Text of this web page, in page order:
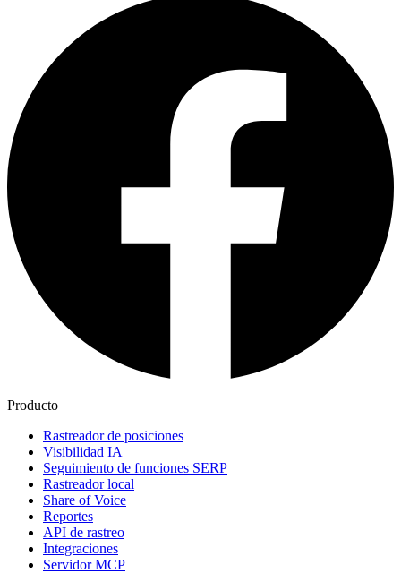
Producto
Rastreador de posiciones
Visibilidad IA
Seguimiento de funciones SERP
Rastreador local
Share of Voice
Reportes
API de rastreo
Integraciones
Servidor MCP